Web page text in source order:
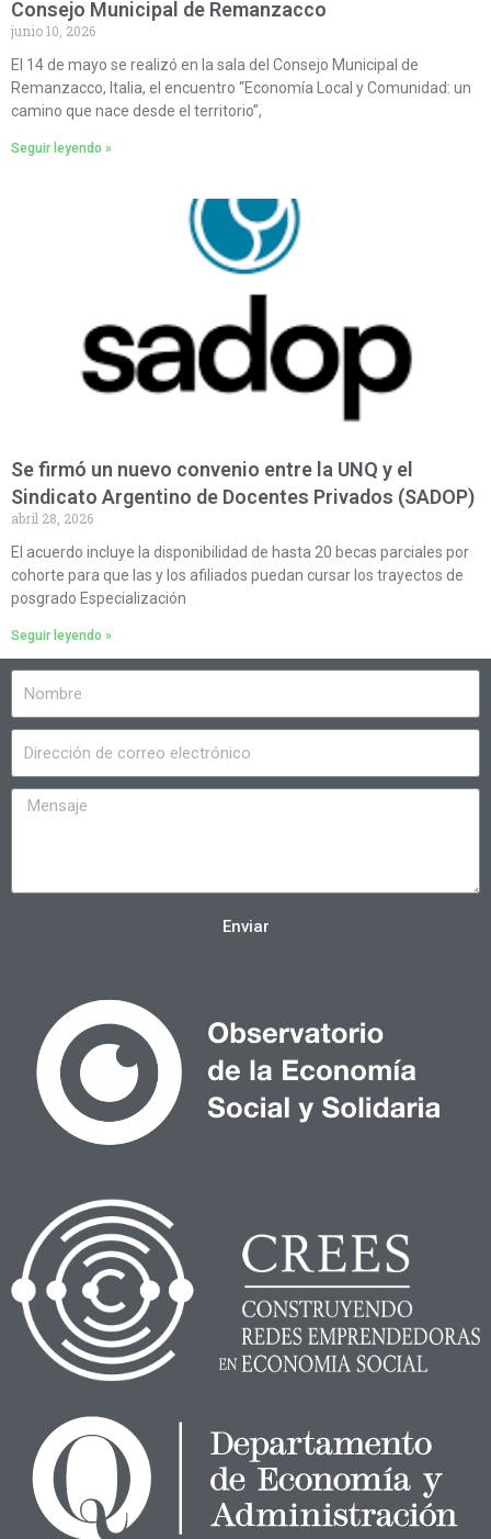
Consejo Municipal de Remanzacco
junio 10, 2026
El 14 de mayo se realizó en la sala del Consejo Municipal de
Remanzacco, Italia, el encuentro “Economía Local y Comunidad: un
camino que nace desde el territorio”,
Seguir leyendo »
Se firmó un nuevo convenio entre la UNQ y el
Sindicato Argentino de Docentes Privados (SADOP)
abril 28, 2026
El acuerdo incluye la disponibilidad de hasta 20 becas parciales por
cohorte para que las y los afiliados puedan cursar los trayectos de
posgrado Especialización
Seguir leyendo »
Enviar